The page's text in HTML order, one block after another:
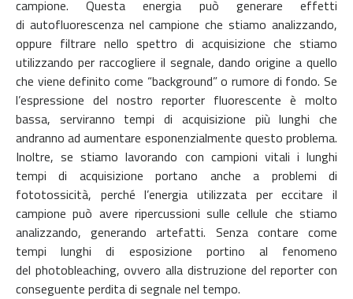
campione. Questa energia può generare effetti
di autofluorescenza nel campione che stiamo analizzando,
oppure filtrare nello spettro di acquisizione che stiamo
utilizzando per raccogliere il segnale, dando origine a quello
che viene definito come “background” o rumore di fondo. Se
l’espressione del nostro reporter fluorescente è molto
bassa, serviranno tempi di acquisizione più lunghi che
andranno ad aumentare esponenzialmente questo problema.
Inoltre,se stiamo lavorando con campioni vitali i lunghi
tempi di acquisizione portano anche a problemi di
fototossicità, perché l’energia utilizzata per eccitare il
campione può avere ripercussioni sulle cellule che stiamo
analizzando, generando artefatti. Senza contare come
tempi lunghi di esposizione portino al fenomeno
del photobleaching, ovvero alla distruzione del reporter con
conseguente perdita di segnale nel tempo.